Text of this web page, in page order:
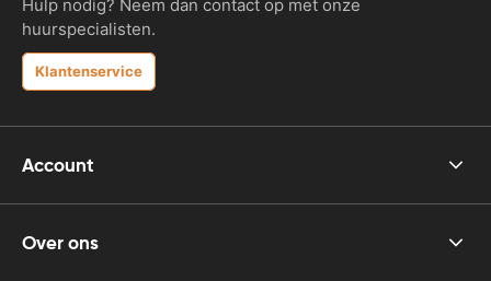
Hulp nodig? Neem dan contact op met onze
huurspecialisten.
Klantenservice
Account
Over ons